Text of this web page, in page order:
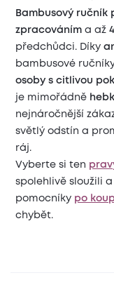
Bambusový ručník
zpracováním a až
předchůdci. Díky
bambusové
osoby s citlivou
je mimořádně
nejnáročnější
světlý odstín a
ráj.
Vyberte si ten
spolehlivě sloužili
pomocníky po
chybět.